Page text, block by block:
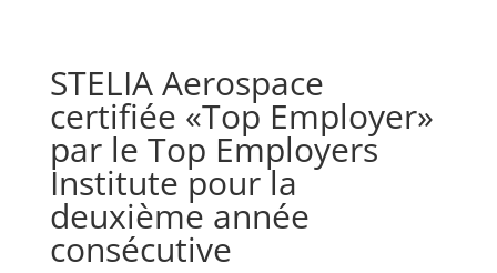
STELIA Aerospace
certifiée «Top Employer»
par le Top Employers
Institute pour la
deuxième année
consécutive